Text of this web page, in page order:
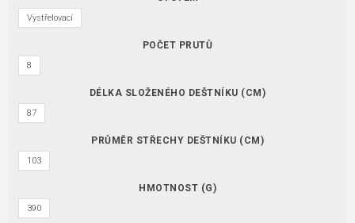
Vystřelovací
POČET PRUTŮ
8
DÉLKA SLOŽENÉHO DEŠTNÍKU (CM)
87
PRŮMĚR STŘECHY DEŠTNÍKU (CM)
103
HMOTNOST (G)
390